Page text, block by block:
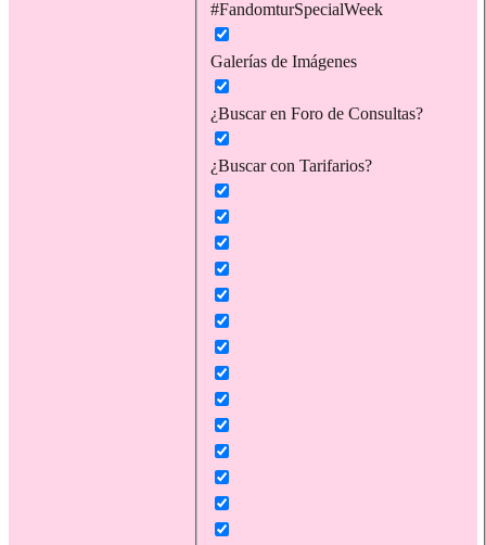
#FandomturSpecialWeek
Galerías de Imágenes
¿Buscar en Foro de Consultas?
¿Buscar con Tarifarios?